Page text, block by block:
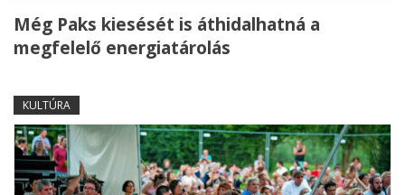
Még Paks kiesését is áthidalhatná a
megfelelő energiatárolás
KULTÚRA